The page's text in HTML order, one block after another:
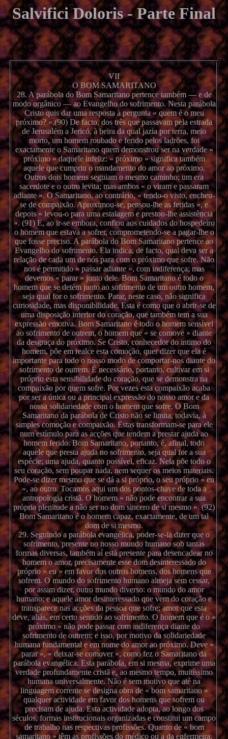
Salvifici Doloris - Parte Final
VII
O BOM SAMARITANO
28. A parábola do Bom Samaritano pertence também — e de
modo orgânico — ao Evangelho do sofrimento. Nesta parábola
Cristo quis dar uma resposta à pergunta « quem é o meu
próximo? ».(90) De facto, dos três que passavam pela estrada
de Jerusalém a Jericó, à beira da qual jazia por terra, meio
morto, um homem roubado e ferido pelos ladrões, foi
exactamente o Samaritano quem demonstrou ser na verdade «
próximo » daquele infeliz: « próximo » significa também
aquele que cumpriu o mandamento do amor ao próximo.
Outros dois homens seguiam o mesmo caminho; um era
sacerdote e o outro levita; mas ambos « o viram e passaram
adiante ». O Samaritano, ao contrário, « tendo-o visto, encheu-
se de compaixão. Aproximou-se, pensou-lhe as feridas », e
depois « levou-o para uma estalagem e prestou-lhe assistência
». (91) E, ao ir-se embora, confiou aos cuidados do hospedeiro
o homem que estava a sofrer, comprometendo-se a pagar-lhe o
que fosse preciso. A parábola do Bom Samaritano pertence ao
Evangelho do sofrimento. Ela indica, de facto, qual deva ser a
relação de cada um de nós para com o próximo que sofre. Não
nos é permitido « passar adiante », com indiferença; mas
devemos « parar » junto dele. Bom Samaritano é todo o
homem que se detém junto ao sofrimento de um outro homem,
seja qual for o sofrimento. Parar, neste caso, não significa
curiosidade, mas disponibilidade. Esta é como que o abrir-se de
uma disposição interior do coração, que também tem a sua
expressão emotiva. Bom Samaritano é todo o homem sensível
ao sofrimento de outrem, o homem que « se comove » diante
da desgraça do próximo. Se Cristo, conhecedor do intimo do
homem, põe em realce esta comoção, quer dizer que ela é
importante para todo o nosso modo de comportar-nos diante do
sofrimento de outrem. É necessário, portanto, cultivar em si
próprio esta sensibilidade do coração, que se demonstra na
compaixão por quem sofre. Por vezes esta compaixão acaba
por ser a única ou a principal expressão do nosso amor e da
nossa solidariedade com o homem que sofre. O Bom
Samaritano da parábola de Cristo não se limita, todavia, à
simples comoção e compaixão. Estas transformam-se para ele
num estímulo para as acções que tendem a prestar ajuda ao
homem ferido. Bom Samaritano, portanto, é, afinal, todo
aquele que presta ajuda no sofrimento, seja qual for a sua
espécie; uma ajuda, quanto possível, eficaz. Nela põe todo o
seu coração, sem poupar nada, nem sequer os meios materiais.
Pode-se dizer mesmo que se dá a si próprio, o seu próprio « eu
», ao outro. Tocamos aqui um dos pontos-chave de toda a
antropologia cristã. O homem « não pode encontrar a sua
própria plenitude a não ser no dom sincero de si mesmo ». (92)
Bom Samaritano é o homem capaz, exactamente, de um tal
dom de si mesmo.
29. Seguindo a parábola evangélica, poder-se-ia dizer que o
sofrimento, presente no nosso mundo humano sob tantas
formas diversas, também aí está presente para desencadear no
homem o amor, precisamente esse dom desinteressado do
próprio « eu » em favor dos outros homens, dos homens que
sofrem. O mundo do sofrimento humano almeja sem cessar,
por assim dizer, outro mundo diverso: o mundo do amor
humano; e aquele amor desinteressado que vem do coração e
transparece nas acções da pessoa que sofre; amor que esta
deve, aliás, em certo sentido ao sofrimento. O homem que é o «
próximo » não pode passar com indiferença diante do
sofrimento de outrem; e isso, por motivo da solidariedade
humana fundamental e em nome do amor ao próximo. Deve «
parar », « deixar-se comover », como fez o Samaritano da
parábola evangélica. Esta parábola, em si mesma, exprime uma
verdade profundamente cristã e, ao mesmo tempo, muitíssimo
humana universalmente. Não é sem motivo que até na
linguagem corrente se designa obra de « bom samaritano »
qualquer actividade em favor dos homens que sofrem ou
precisam de ajuda. Esta actividade adopta, ao longo dos
séculos, formas institucionais organizadas e constitui um campo
de trabalho nas respectivas profissões. Quanto de « bom
samaritano » têm as profissões do médico ou a da enfermeira,